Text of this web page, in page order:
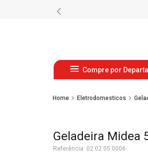
Compre por
Eletrodomesticos
Geladeira Midea
Referência: 02.02.05.0006